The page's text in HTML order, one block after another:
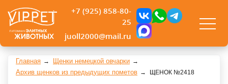
+7 (925) 858-80-
25
juoll2000@mail.ru
Главная
Щенки немецкой овчарки
Архив щенков из предыдущих пометов
ЩЕНОК №2418